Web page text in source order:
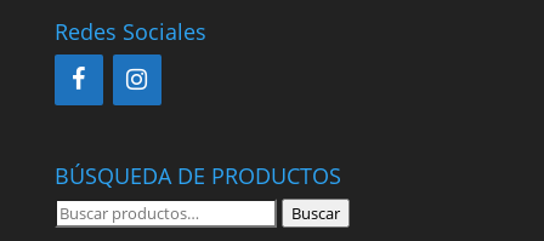
Redes Sociales
BÚSQUEDA DE PRODUCTOS
Buscar
Buscar